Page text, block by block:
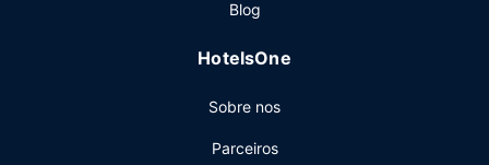
Blog
HotelsOne
Sobre nos
Parceiros